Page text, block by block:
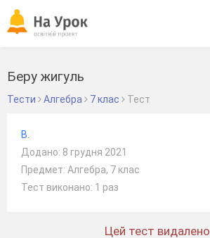
Беру жигуль
Тести Алгебра 7 клас Тест
B.
Додано: 8 грудня 2021
Предмет: Алгебра, 7 клас
Тест виконано: 1 раз
Цей тест видалено